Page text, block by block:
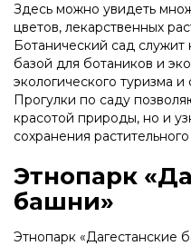
Здесь можно увидеть
цветов, лекарственных
Ботанический сад служит
базой для ботаников и
экологического туризма
Прогулки по саду
красотой природы, но и
сохранения
Этнопарк
башни»
Этнопарк «Дагестанские